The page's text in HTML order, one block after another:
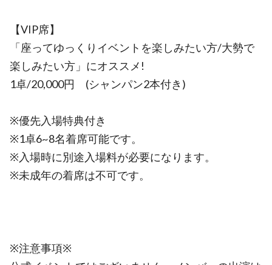
【VIP席】
「座ってゆっくりイベントを楽しみたい方/大勢で
楽しみたい方」にオススメ!
1卓/20,000円 (シャンパン2本付き)
※優先入場特典付き
※1卓6~8名着席可能です。
※入場時に別途入場料が必要になります。
※未成年の着席は不可です。
※注意事項※